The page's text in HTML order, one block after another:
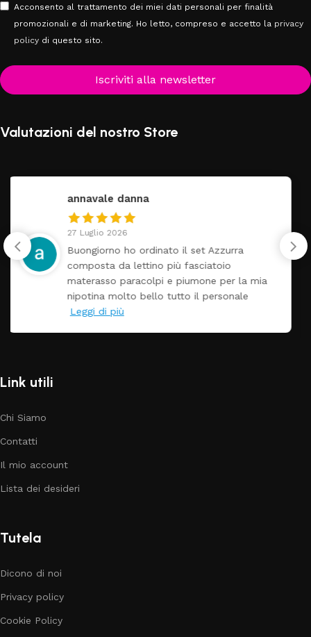
Acconsento al trattamento dei miei dati personali per finalità
promozionali e di marketing. Ho letto, compreso e accetto la privacy
policy di questo sito.
Iscriviti alla newsletter
Valutazioni del nostro Store
federica
24 Luglio 2026
Tutti perfetto! Ho ordinato un lettino
arrivato ben imballato dopo pochi
Prezzo ottimi rispetto la concorrenza
Link utili
Chi Siamo
Contatti
Il mio account
Lista dei desideri
Tutela
Dicono di noi
Privacy policy
Cookie Policy